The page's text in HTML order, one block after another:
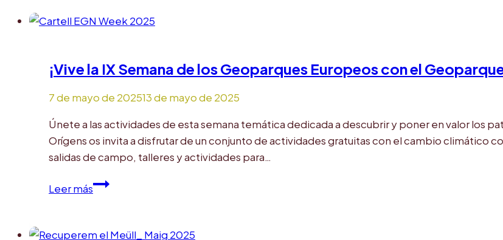
cierra
Semana
los
300
¡Vive la IX Semana de los Geoparques Europeos con el
7 de mayo de 202513 de mayo de 2025
Únete a las actividades de esta semana temática dedicada a descubrir y poner en valor los
Orígens os invita a disfrutar de un conjunto de actividades gratuitas con el cambio climático
salidas de campo, talleres y actividades para…
Leer más¡Vive
Semana